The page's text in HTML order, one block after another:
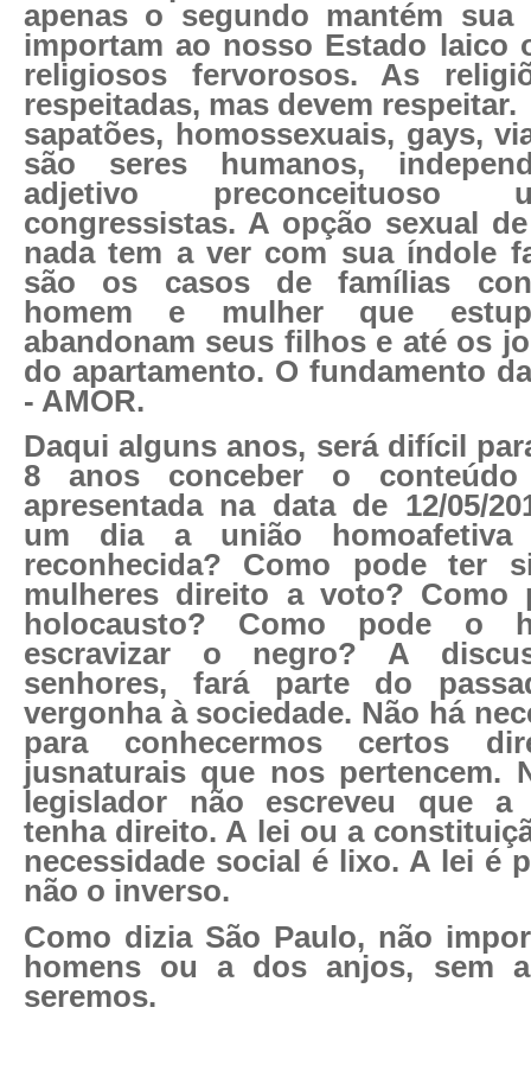
apenas o segundo mantém sua
importam ao nosso Estado laico
religiosos fervorosos. As
respeitadas, mas devem respeitar.
sapatões, homossexuais, gays,
são seres humanos,
adjetivo preconceituoso
congressistas. A opção sexual
nada tem a ver com sua índole
são os casos de famílias
homem e mulher que
abandonam seus filhos e até os
do apartamento. O fundamento
- AMOR.
Daqui alguns anos, será difícil
8 anos conceber o conteúdo
apresentada na data de 12/05/
um dia a união
reconhecida? Como pode ter
mulheres direito a voto? Como
holocausto? Como pode o
escravizar o negro? A
senhores, fará parte do
vergonha à sociedade. Não há
para conhecermos certos
jusnaturais que nos pertencem.
legislador não escreveu que a
tenha direito. A lei ou a
necessidade social é lixo. A lei é
não o inverso.
Como dizia São Paulo, não
homens ou a dos anjos, sem
seremos.